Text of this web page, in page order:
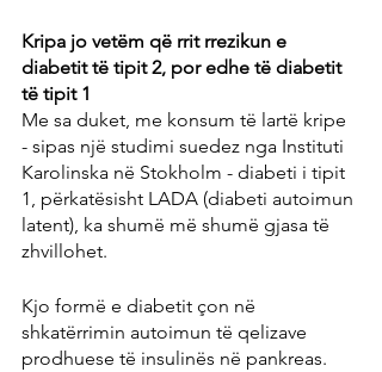
Kripa jo vetëm që rrit rrezikun e
diabetit të tipit 2, por edhe të diabetit
të tipit 1
Me sa duket, me konsum të lartë kripe
- sipas një studimi suedez nga Instituti
Karolinska në Stokholm - diabeti i tipit
1, përkatësisht LADA (diabeti autoimun
latent), ka shumë më shumë gjasa të
zhvillohet.
Kjo formë e diabetit çon në
shkatërrimin autoimun të qelizave
prodhuese të insulinës në pankreas.